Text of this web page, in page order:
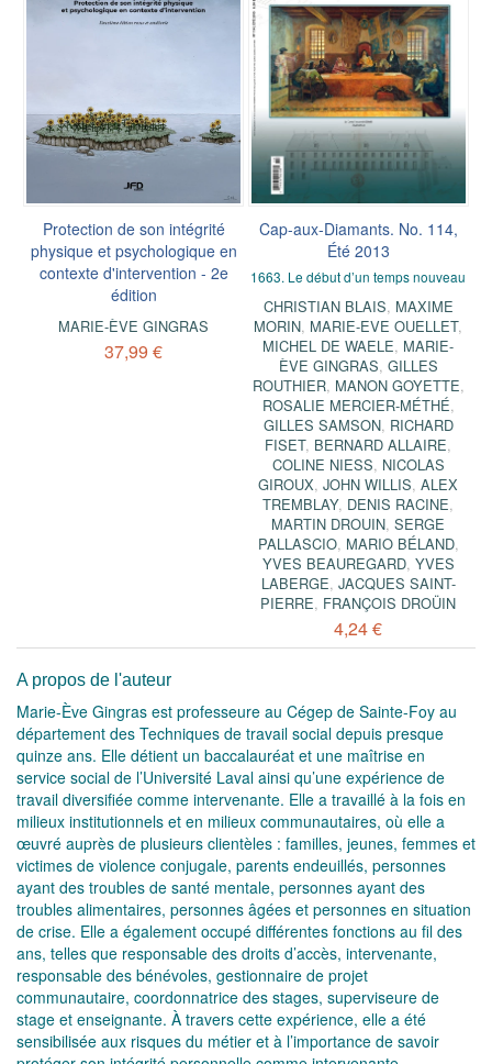
Protection de son intégrité
physique et psychologique en
contexte d'intervention - 2e
édition
MARIE-ÈVE GINGRAS
37,99 €
Cap-aux-Diamants. No. 114,
Été 2013
1663. Le début d’un temps nouveau
CHRISTIAN BLAIS, MAXIME
MORIN, MARIE-EVE OUELLET,
MICHEL DE WAELE, MARIE-
ÈVE GINGRAS, GILLES
ROUTHIER, MANON GOYETTE,
ROSALIE MERCIER-MÉTHÉ,
GILLES SAMSON, RICHARD
FISET, BERNARD ALLAIRE,
COLINE NIESS, NICOLAS
GIROUX,JOHN WILLIS,ALEX
TREMBLAY, DENIS RACINE,
MARTIN DROUIN,SERGE
PALLASCIO, MARIO BÉLAND,
YVES BEAUREGARD, YVES
LABERGE, JACQUES SAINT-
PIERRE, FRANÇOIS DROÜIN
4,24 €
A propos de l'auteur
Marie-Ève Gingras est professeure au Cégep de Sainte-Foy au
département des Techniques de travail social depuis presque
quinze ans. Elle détient un baccalauréat et une maîtrise en
service social de l’Université Laval ainsi qu’une expérience de
travail diversifiée comme intervenante. Elle a travaillé à la fois en
milieux institutionnels et en milieux communautaires, où elle a
œuvré auprès de plusieurs clientèles : familles, jeunes, femmes et
victimes de violence conjugale, parents endeuillés, personnes
ayant des troubles de santé mentale, personnes ayant des
troubles alimentaires, personnes âgées et personnes en situation
de crise. Elle a également occupé différentes fonctions au fil des
ans, telles que responsable des droits d’accès, intervenante,
responsable des bénévoles, gestionnaire de projet
communautaire, coordonnatrice des stages, superviseure de
stage et enseignante. À travers cette expérience, elle a été
sensibilisée aux risques du métier et à l’importance de savoir